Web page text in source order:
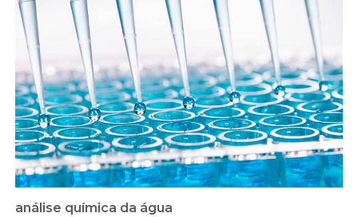
análise química da água